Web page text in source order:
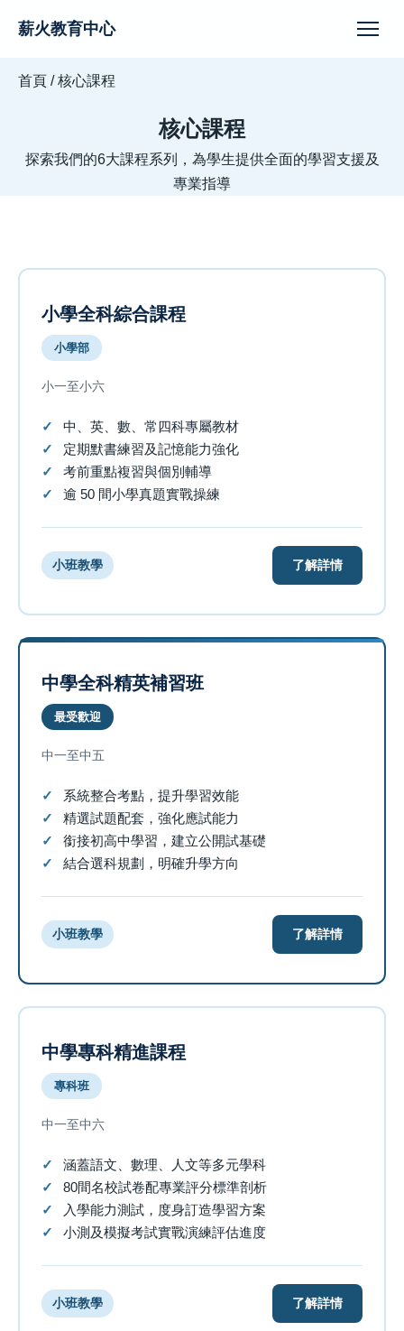
薪火教育中心
首頁 / 核心課程
核心課程
探索我們的6大課程系列，為學生提供全面的學習支援及
專業指導
小學全科綜合課程
小學部
小一至小六
中、英、數、常四科專屬教材
定期默書練習及記憶能力強化
考前重點複習與個別輔導
逾 50 間小學真題實戰操練
小班教學 了解詳情
中學全科精英補習班
最受歡迎
中一至中五
系統整合考點，提升學習效能
精選試題配套，強化應試能力
銜接初高中學習，建立公開試基礎
結合選科規劃，明確升學方向
小班教學 了解詳情
中學專科精進課程
專科班
中一至中六
涵蓋語文、數理、人文等多元學科
80間名校試卷配專業評分標準剖析
入學能力測試，度身訂造學習方案
小測及模擬考試實戰演練評估進度
小班教學 了解詳情